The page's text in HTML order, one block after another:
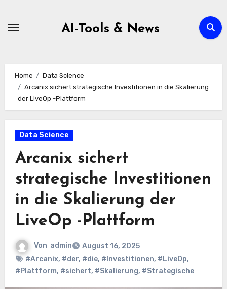
AI-Tools & News
Home
Data Science
Arcanix sichert strategische Investitionen in die Skalierung
der LiveOp -Plattform
Data Science
Arcanix sichert
strategische Investitionen
in die Skalierung der
LiveOp -Plattform
Von admin
August 16, 2025
#Arcanix, #der, #die, #Investitionen, #LiveOp,
#Plattform, #sichert, #Skalierung, #Strategische